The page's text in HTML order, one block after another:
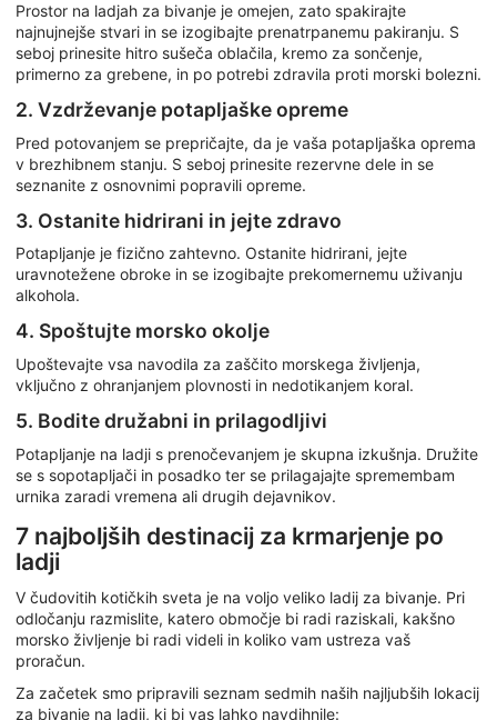
Prostor na ladjah za bivanje je omejen, zato spakirajte
najnujnejše stvari in se izogibajte prenatrpanemu pakiranju. S
seboj prinesite hitro sušeča oblačila, kremo za sončenje,
primerno za grebene, in po potrebi zdravila proti morski bolezni.
2. Vzdrževanje potapljaške opreme
Pred potovanjem se prepričajte, da je vaša potapljaška oprema
v brezhibnem stanju. S seboj prinesite rezervne dele in se
seznanite z osnovnimi popravili opreme.
3. Ostanite hidrirani in jejte zdravo
Potapljanje je fizično zahtevno. Ostanite hidrirani, jejte
uravnotežene obroke in se izogibajte prekomernemu uživanju
alkohola.
4. Spoštujte morsko okolje
Upoštevajte vsa navodila za zaščito morskega življenja,
vključno z ohranjanjem plovnosti in nedotikanjem koral.
5. Bodite družabni in prilagodljivi
Potapljanje na ladji s prenočevanjem je skupna izkušnja. Družite
se s sopotapljači in posadko ter se prilagajajte spremembam
urnika zaradi vremena ali drugih dejavnikov.
7 najboljših destinacij za krmarjenje po
ladji
V čudovitih kotičkih sveta je na voljo veliko ladij za bivanje. Pri
odločanju razmislite, katero območje bi radi raziskali, kakšno
morsko življenje bi radi videli in koliko vam ustreza vaš
proračun.
Za začetek smo pripravili seznam sedmih naših najljubših lokacij
za bivanje na ladji, ki bi vas lahko navdihnile: